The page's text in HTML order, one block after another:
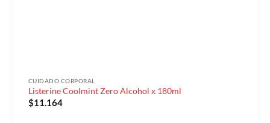
CUIDADO CORPORAL
Listerine Coolmint Zero Alcohol x 180ml
$11.164